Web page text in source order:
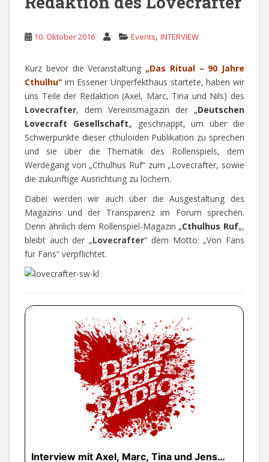
10. Oktober 2016 Events, INTERVIEW
Kurz bevor die Veranstaltung „Das Ritual – 90 Jahre
Cthulhu“ im Essener Unperfekthaus startete, haben wir
uns Teile der Redaktion (Axel, Marc, Tina und Nils) des
Lovecrafter, dem Vereinsmagazin der „Deutschen
Lovecraft Gesellschaft„ geschnappt, um über die
Schwerpunkte dieser cthuloiden Publikation zu sprechen
und sie über die Thematik des Rollenspiels, dem
Werdegang von „Cthulhus Ruf“ zum „Lovecrafter, sowie
die zukünftige Ausrichtung zu löchern.
Dabei werden wir auch über die Ausgestaltung des
Magazins und der Transparenz im Forum sprechen.
Denn ähnlich dem Rollenspiel-Magazin „Cthulhus Ruf„,
bleibt auch der „Lovecrafter“ dem Motto: „Von Fans
für Fans“ verpflichtet.